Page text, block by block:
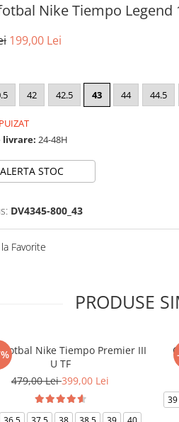
Nike Tiempo Legend
199,00 Lei
42 42.5 43 44 44.5
livrare: 24-48H
ALERTA STOC
DV4345-800_43
Favorite
PRODUSE
fotbal Nike Tiempo Premier III
U TF
479,00 Lei399,00 Lei
39